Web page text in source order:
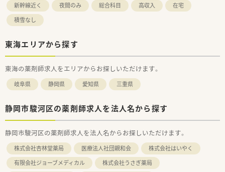
新幹線近く
夜間のみ 総合科目 高収入
在宅
積雪なし
東海エリアから探す
東海の薬剤師求人をエリアからお探しいただけます。
岐阜県 静岡県 愛知県 三重県
静岡市駿河区の薬剤師求人を法人名から探す
静岡市駿河区の薬剤師求人を法人名からお探しいただけます。
株式会社杏林堂薬局 医療法人社団親和会
株式会社はいやく
有限会社ジョーブメディカル
株式会社うさぎ薬局